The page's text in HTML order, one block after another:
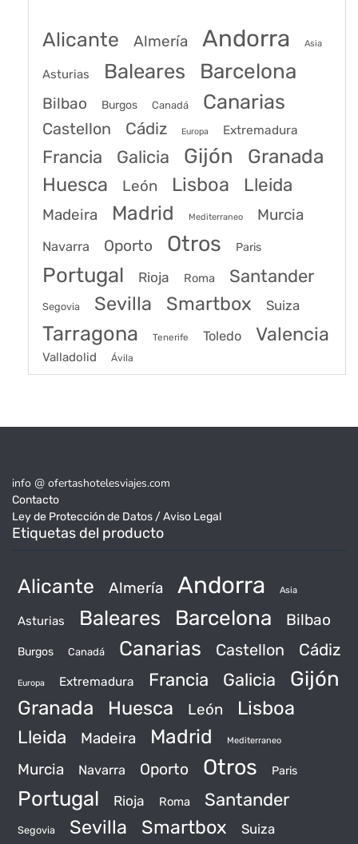
Alicante Almería Andorra Asia
Asturias Baleares Barcelona
Bilbao Burgos Canadá Canarias
Castellon Cádiz Europa Extremadura
Francia Galicia Gijón Granada
Huesca León Lisboa Lleida
Madeira Madrid Mediterraneo Murcia
Navarra Oporto Otros Paris
Portugal Rioja Roma Santander
Segovia Sevilla Smartbox Suiza
Tarragona Tenerife Toledo Valencia
Valladolid Ávila
info @ ofertashotelesviajes.com
Contacto
Ley de Protección de Datos / Aviso Legal
Etiquetas del producto
Alicante Almería Andorra Asia
Asturias Baleares Barcelona Bilbao
Burgos Canadá Canarias Castellon Cádiz
Europa Extremadura Francia Galicia Gijón
Granada Huesca León Lisboa
Lleida Madeira Madrid Mediterraneo
Murcia Navarra Oporto Otros Paris
Portugal Rioja Roma Santander
Segovia Sevilla Smartbox Suiza